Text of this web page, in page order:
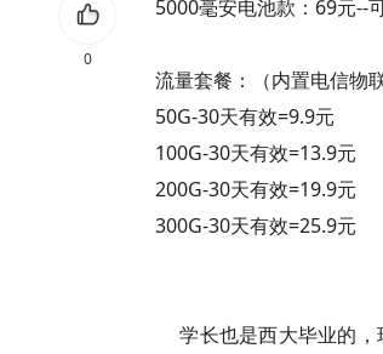
5000毫安电池款：69元--
流量套餐：（内置电信物
50G-30天有效=9.9元
100G-30天有效=13.9元
200G-30天有效=19.9元
300G-30天有效=25.9元
学长也是西大毕业的，
0